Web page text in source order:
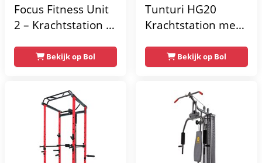
Focus Fitness Unit
2 – Krachtstation –
– Lat Pulley
Bekijk op Bol
Tunturi HG20
Krachtstation met
Compacte home
gym met lat pulley
krachtstation voor
thuis - Compact en
multifunctioneel -
Incl. gratis fitness
Bekijk op Bol